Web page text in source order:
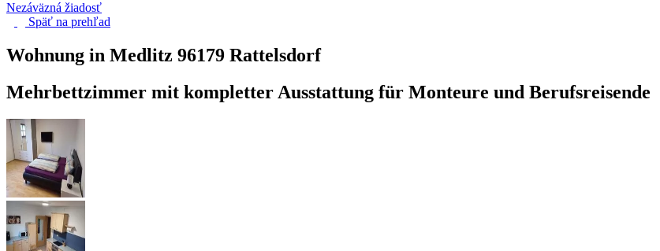
Nezáväzná žiadosť
Späť na prehľad
Wohnung in Medlitz 96179 Rattelsdorf
Mehrbettzimmer mit kompletter Ausstattung für Monteure und Berufsreisende